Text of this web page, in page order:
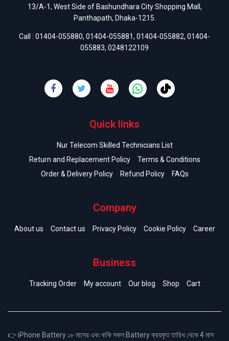
13/A-1, West Side of Bashundhara City Shopping Mall,
Panthapath, Dhaka-1215.
Call : 01404-055880, 01404-055881, 01404-055882, 01404-
055883, 0248122109
Quick links
Nur Telecom Skilled Technicians List
Return and Replacement Policy
Terms & Conditions
Order & Delivery Policy
Refund Policy FAQs
Company
About us Contact us Privacy Policy Cookie Policy Career
Business
Tracking Order My account Our blog Shop Cart
👉 iPhone Battery ১৮ মাসের এবং বাকি সকল Battery ক্রয়কৃত তারিখ থেকে 4 মাস